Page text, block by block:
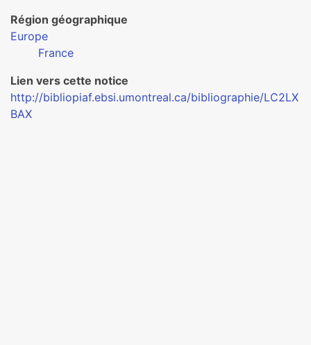
Région géographique
Europe
France
Lien vers cette notice
http://bibliopiaf.ebsi.umontreal.ca/bibliographie/LC2LX
BAX